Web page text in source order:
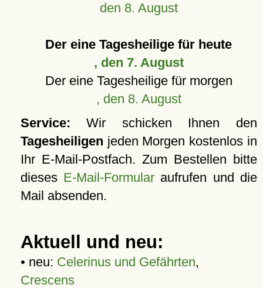
den 8. August
Der eine Tagesheilige für heute
, den 7. August
Der eine Tagesheilige für morgen
, den 8. August
Service: Wir schicken Ihnen den
Tagesheiligen jeden Morgen kostenlos in
Ihr E-Mail-Postfach. Zum Bestellen bitte
dieses E-Mail-Formular aufrufen und die
Mail absenden.
Aktuell und neu:
• neu: Celerinus und Gefährten,
Crescens